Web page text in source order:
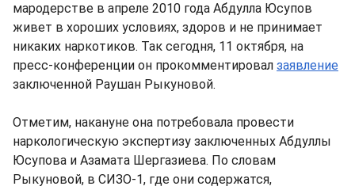
мародерстве в апреле 2010 года Абдулла Юсупов
живет в хороших условиях, здоров и не принимает
никаких наркотиков. Так сегодня, 11 октября, на
пресс-конференции он прокомментировал заявление
заключенной Раушан Рыкуновой.
Отметим, накануне она потребовала провести
наркологическую экспертизу заключенных Абдуллы
Юсупова и Азамата Шергазиева. По словам
Рыкуновой, в СИЗО-1, где они содержатся,